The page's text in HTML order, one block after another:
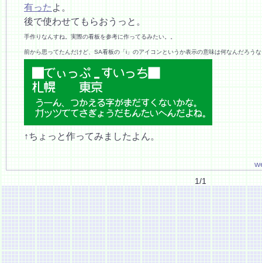
有った よ。
後で使わせてもらおうっと。
手作りなんすね。実際の看板を参考に作ってるみたい。。
前から思ってたんだけど、SA看板の「i」のアイコンというか表示の意味は何なんだろう
↑ちょっと作ってみましたよん。
1/1